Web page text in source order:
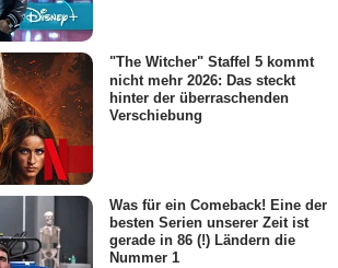
"The Witcher" Staffel 5 kommt
nicht mehr 2026: Das steckt
hinter der überraschenden
Verschiebung
Was für ein Comeback! Eine der
besten Serien unserer Zeit ist
gerade in 86 (!) Ländern die
Nummer 1